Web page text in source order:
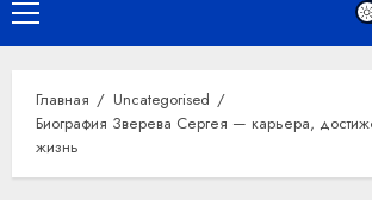
Основное
меню
Главная
Uncategorised
Биография Зверева Сергея — карьера,
жизнь